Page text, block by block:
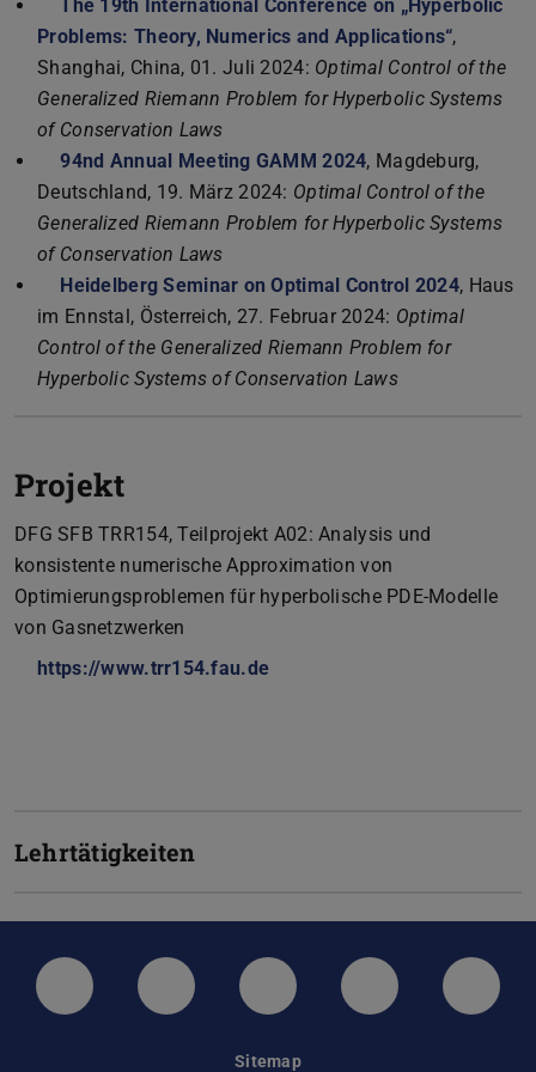
The 19th International Conference on „Hyperbolic
Problems: Theory, Numerics and Applications“,
Shanghai, China, 01. Juli 2024: Optimal Control of the
Generalized Riemann Problem for Hyperbolic Systems
of Conservation Laws
94nd Annual Meeting GAMM 2024, Magdeburg,
Deutschland, 19. März 2024: Optimal Control of the
Generalized Riemann Problem for Hyperbolic Systems
of Conservation Laws
Heidelberg Seminar on Optimal Control 2024, Haus
im Ennstal, Österreich, 27. Februar 2024: Optimal
Control of the Generalized Riemann Problem for
Hyperbolic Systems of Conservation Laws
Projekt
DFG SFB TRR154, Teilprojekt A02: Analysis und
konsistente numerische Approximation von
Optimierungsproblemen für hyperbolische PDE-Modelle
von Gasnetzwerken
https://www.trr154.fau.de
Lehrtätigkeiten
LinkedIn-Seite der TU Darmstadt
Instagram-Kanal der TU
Bluesky-Kanal der TU
Facebook-
Sitemap